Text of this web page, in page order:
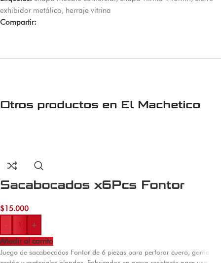
exhibidor metálico, herraje vitrina
Compartir:
Otros productos en El Machetico
Sacabocados x6Pcs Fontor
$15.000
-
+
Añadir al carrito
Juego de sacabocados Fontor de 6 piezas para perforar cuero, goma,